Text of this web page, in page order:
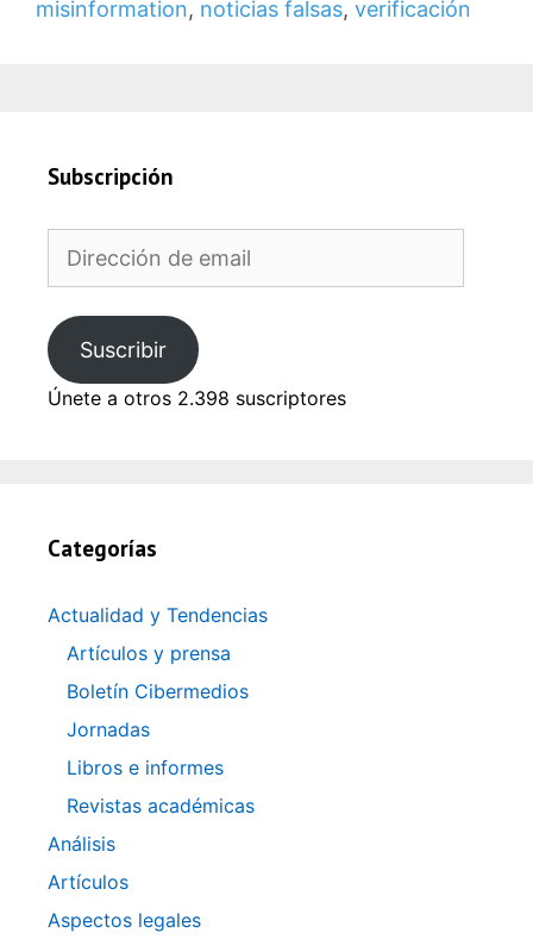
misinformation, noticias falsas, verificación
Subscripción
de
Suscribir
Únete a otros 2.398 suscriptores
Categorías
Actualidad y Tendencias
Artículos y prensa
Boletín Cibermedios
Jornadas
Libros e informes
Revistas académicas
Análisis
Artículos
Aspectos legales